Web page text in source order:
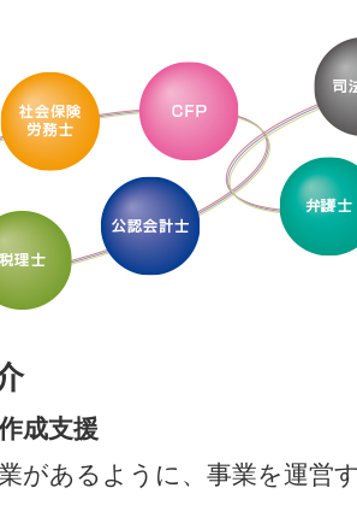
成支援
があるように、事業を運営